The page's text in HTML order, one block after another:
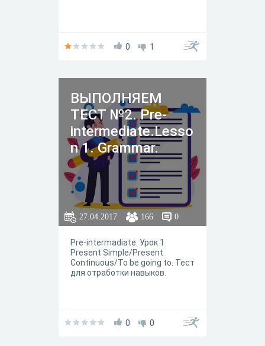
0 1
ВЫПОЛНЯЕМ
ТЕСТ №2. Pre-
intermediate.Lesso
n 1. Grammar.
27.04.2017 166 0
Pre-intermadiate. Урок 1
Present Simple/Present
Continuous/To be going to. Тест
для отработки навыков.
0 0